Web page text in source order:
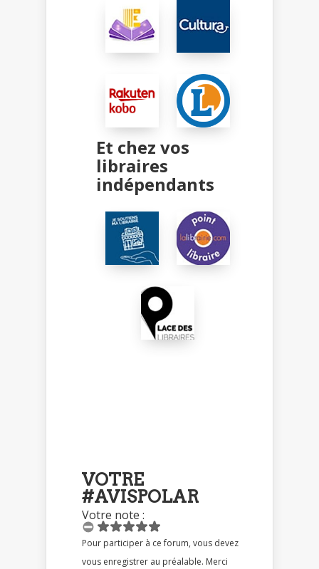
Et chez vos
libraires
indépendants
VOTRE
#AVISPOLAR
Votre note :
Pour participer à ce forum, vous devez
vous enregistrer au préalable. Merci